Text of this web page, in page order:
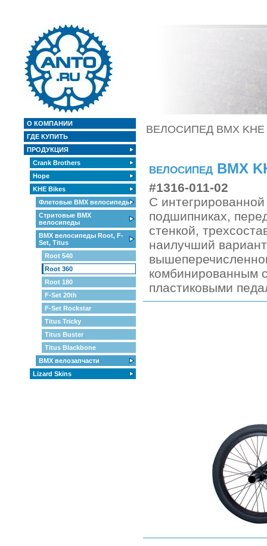
О КОМПАНИИ
ГДЕ КУПИТЬ
ПРОДУКЦИЯ
Crank Brothers
Hope
KHE Bikes
Флетовые BMX велосипеды
Стритовые BMX
велосипеды
BMX велосипеды Root, F-
Set, Titus
Root 540
Root 360
Root 180
F-Set 20th
F-Set Rockstar
Titus Tricky
Titus Buster
Titus Blackbone
BMX велозапчасти
Lizard Skins
ВЕЛОСИПЕД BMX KHE
велосипед BMX
#1316-011-02
С
подшипниках,
стенкой,
наилучший
комбинированным
пластиковыми